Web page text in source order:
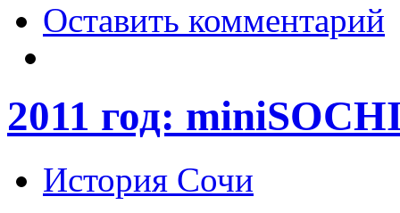
Оставить комментарий
2011 год:
История Сочи